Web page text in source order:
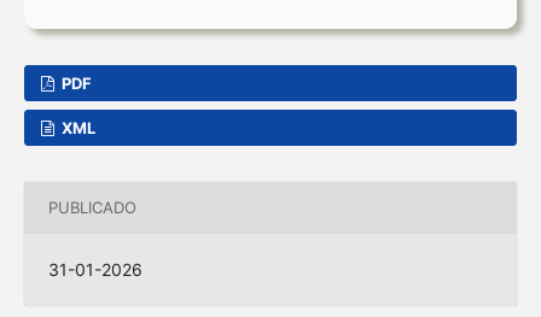
PDF
XML
PUBLICADO
31-01-2026